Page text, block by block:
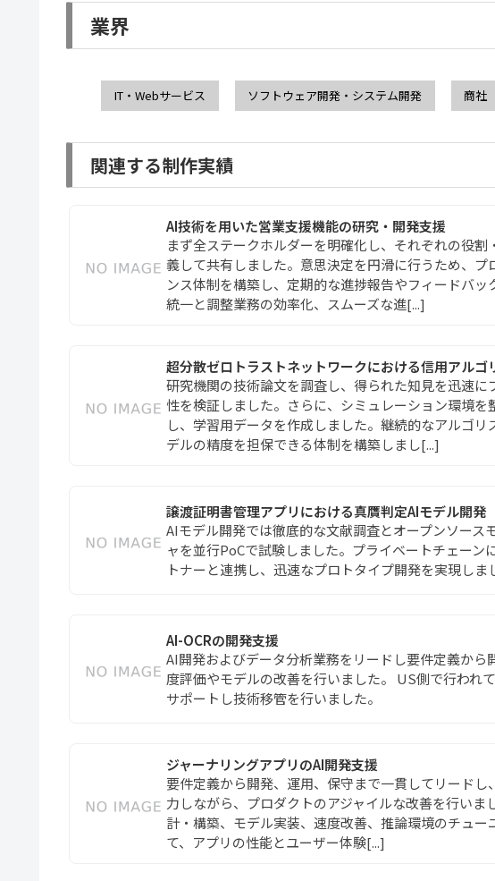
業界
IT・Webサービス ソフトウェア開発・システム開発 商社
関連する制作実績
AI技術を用いた営業支援機能の研究・開発支援
まず全ステークホルダーを明確化し、それぞれの役
義して共有しました。意思決定を円滑に行うため、
ンス体制を構築し、定期的な進捗報告やフィードバ
統一と調整業務の効率化、スムーズな進[...]
超分散ゼロトラストネットワークにおける信用アルゴ
研究機関の技術論文を調査し、得られた知見を迅速
性を検証しました。さらに、シミュレーション環境
し、学習用データを作成しました。継続的なアルゴ
デルの精度を担保できる体制を構築しまし[...]
譲渡証明書管理アプリにおける真贋判定AIモデル開発
AIモデル開発では徹底的な文献調査とオープンソース
ャを並行PoCで試験しました。プライベートチェー
トナーと連携し、迅速なプロトタイプ開発を実現しま
AI-OCRの開発支援
AI開発およびデータ分析業務をリードし要件定義か
度評価やモデルの改善を行いました。 US側で行われ
サポートし技術移管を行いました。
ジャーナリングアプリのAI開発支援
要件定義から開発、運用、保守まで一貫してリード
力しながら、プロダクトのアジャイルな改善を行い
計・構築、モデル実装、速度改善、推論環境のチュ
て、アプリの性能とユーザー体験[...]